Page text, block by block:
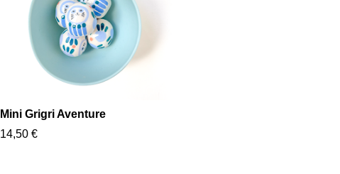
Mini Grigri Aventure
14,50 €